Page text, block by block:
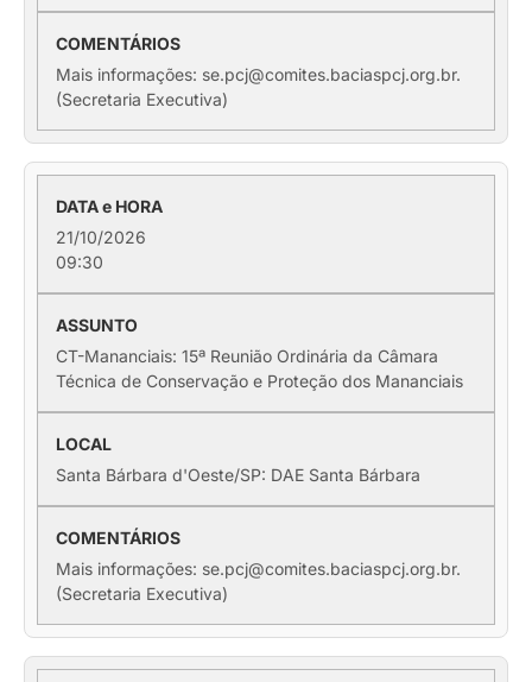
Mais informações: se.pcj@comites.baciaspcj.org.br.
(Secretaria Executiva)
21/10/2026
09:30
CT-Mananciais: 15ª Reunião Ordinária da Câmara
Técnica de Conservação e Proteção dos Mananciais
Santa Bárbara d'Oeste/SP: DAE Santa Bárbara
Mais informações: se.pcj@comites.baciaspcj.org.br.
(Secretaria Executiva)